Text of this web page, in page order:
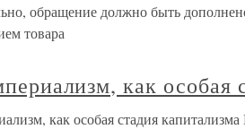
обращение должно быть
товара
как особая
как особая стадия